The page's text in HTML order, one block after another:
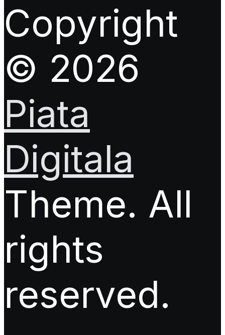
Copyright
© 2026
Piata
Digitala
Theme. All
rights
reserved.